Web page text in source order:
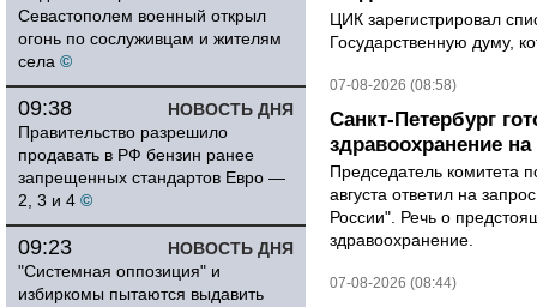
Севастополем военный открыл
огонь по сослуживцам и жителям
села ©
НОВОСТЬ ДНЯ
09:38
Правительство разрешило
продавать в РФ бензин ранее
запрещенных стандартов Евро —
2, 3 и 4 ©
НОВОСТЬ ДНЯ
09:23
"Системная оппозиция" и
избиркомы пытаются выдавить
ЦИК зарегистрировал
Государственную думу,
07-08-2026 (08:58)
Санкт-Петербург
здравоохранение на
Председатель комитета
августа ответил на
России". Речь о
здравоохранение.
07-08-2026 (08:44)